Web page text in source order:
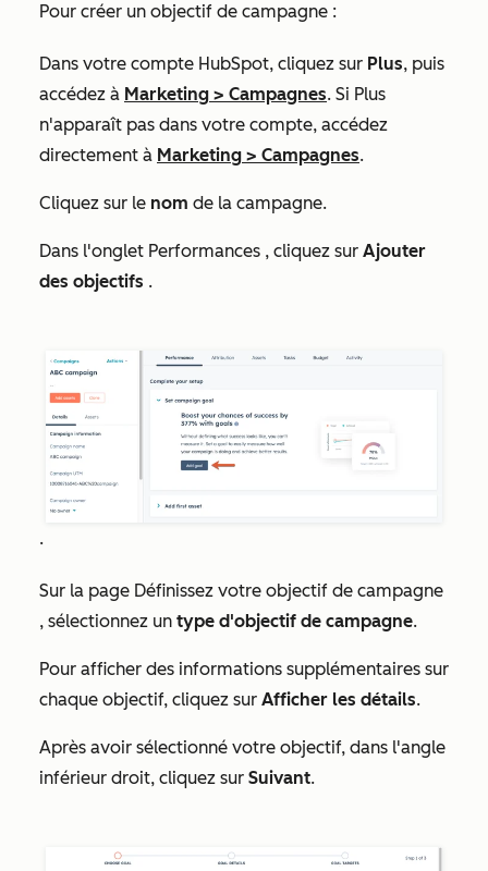
Pour créer un objectif de campagne :
Dans votre compte HubSpot, cliquez sur Plus, puis
accédez à Marketing > Campagnes. Si Plus
n'apparaît pas dans votre compte, accédez
directement à Marketing > Campagnes.
Cliquez sur le nom de la campagne.
Dans l'onglet Performances , cliquez sur Ajouter
des objectifs .
.
Sur la page Définissez votre objectif de campagne
, sélectionnez un type d'objectif de campagne.
Pour afficher des informations supplémentaires sur
chaque objectif, cliquez sur Afficher les détails.
Après avoir sélectionné votre objectif, dans l'angle
inférieur droit, cliquez sur Suivant.